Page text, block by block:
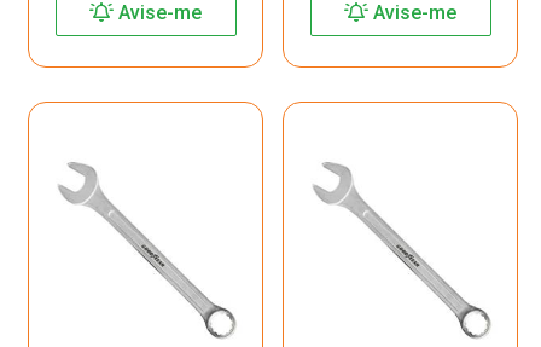
Avise-me Avise-me